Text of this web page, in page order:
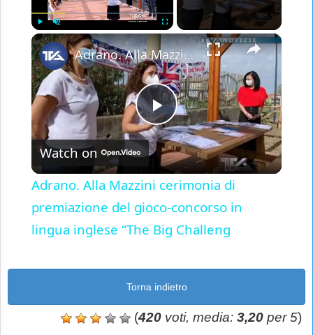
Play Unmute ×
Play
Video
Adrano. Alla Mazzini cerimonia di premiazione del gioco-concorso in lingua inglese “The Big Challeng
Watch on
Adrano. Alla Mazzini cerimonia di
premiazione del gioco-concorso in
lingua inglese “The Big Challeng
Torna indietro
(420 voti, media: 3,20 per 5)